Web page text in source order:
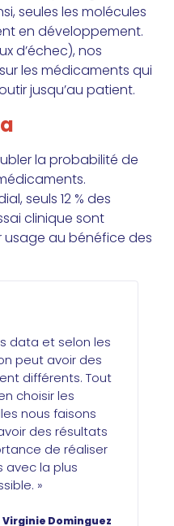
seules les molécules
en développement.
d’échec), nos
les médicaments qui
jusqu’au patient.
la probabilité de
seuls 12 % des
clinique sont
au bénéfice des
data et selon les
peut avoir des
différents. Tout
choisir les
nous faisons
des résultats
de réaliser
avec la plus
»
Virginie Dominguez